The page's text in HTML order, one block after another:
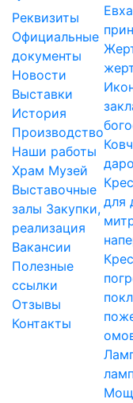
Реквизиты
Официальные
документы
Новости
Выставки
История
Производство
Наши работы
Храм Музей
Выставочные
залы Закупки,
реализация
Вакансии
Полезные
ссылки
Отзывы
Контакты
для